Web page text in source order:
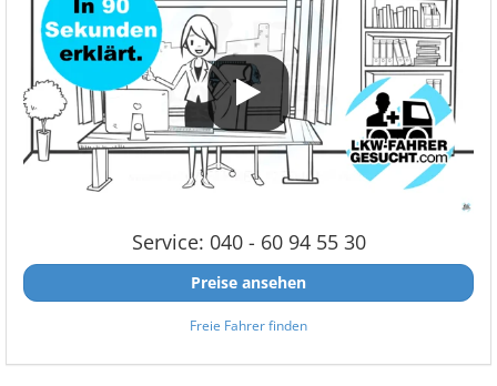
Service: 040 - 60 94 55 30
Preise ansehen
Freie Fahrer finden